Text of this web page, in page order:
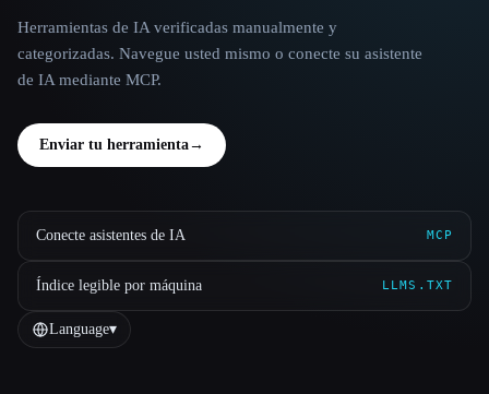
Herramientas de IA verificadas manualmente y
categorizadas. Navegue usted mismo o conecte su asistente
de IA mediante MCP.
Enviar tu herramienta→
Conecte asistentes de IA MCP
Índice legible por máquina LLMS.TXT
Language▾